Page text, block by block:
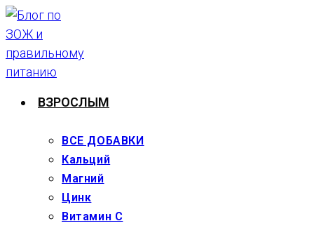
Перейти
к
содержимому
ВЗРОСЛЫМ
ВСЕ ДОБАВКИ
Кальций
Магний
Цинк
Витамин С